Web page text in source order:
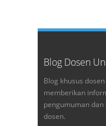
Blog Dosen
Blog khusus
memberikan
pengumuman
dosen.